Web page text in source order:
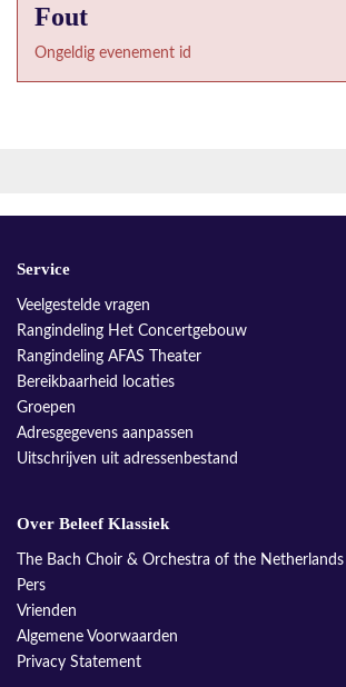
Fout
Ongeldig evenement id
Service
Veelgestelde vragen
Rangindeling Het Concertgebouw
Rangindeling AFAS Theater
Bereikbaarheid locaties
Groepen
Adresgegevens aanpassen
Uitschrijven uit adressenbestand
Over Beleef Klassiek
The Bach Choir & Orchestra of the Netherlands
Pers
Vrienden
Algemene Voorwaarden
Privacy Statement